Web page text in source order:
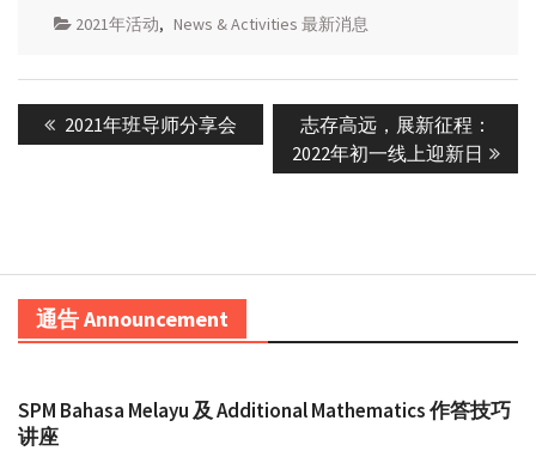
2021年活动, News & Activities 最新消息
navigation
Previous
post:
2021年班导师分享会
Next
post:
志存高远，展新征程：
2022年初一线上迎新日
通告 Announcement
SPM Bahasa Melayu 及 Additional Mathematics 作答技巧
讲座